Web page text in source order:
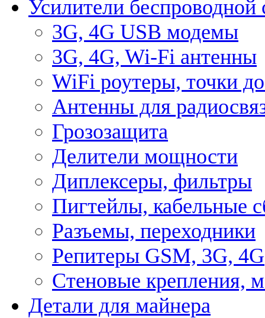
Усилители беспроводной
3G, 4G USB модемы
3G, 4G, Wi-Fi антенны
WiFi роутеры, точки
Антенны для
Грозозащита
Делители мощности
Диплексеры, фильтры
Пигтейлы, кабельные
Разъемы, переходники
Репитеры GSM, 3G, 4G
Стеновые крепления,
Детали для майнера